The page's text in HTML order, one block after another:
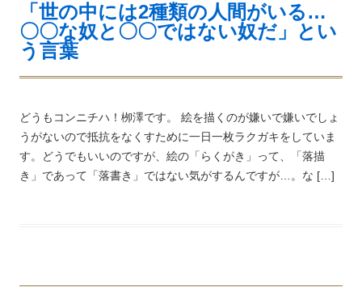
「世の中には2種類の人間がいる…
〇〇な奴と〇〇ではない奴だ」とい
う言葉
どうもコンニチハ！栁澤です。 絵を描くのが嫌いで嫌いでしょ
うがないので抵抗をなくすために一日一枚ラクガキをしていま
す。どうでもいいのですが、絵の「らくがき」って、「落描
き」であって「落書き」ではない気がするんですが…。な […]